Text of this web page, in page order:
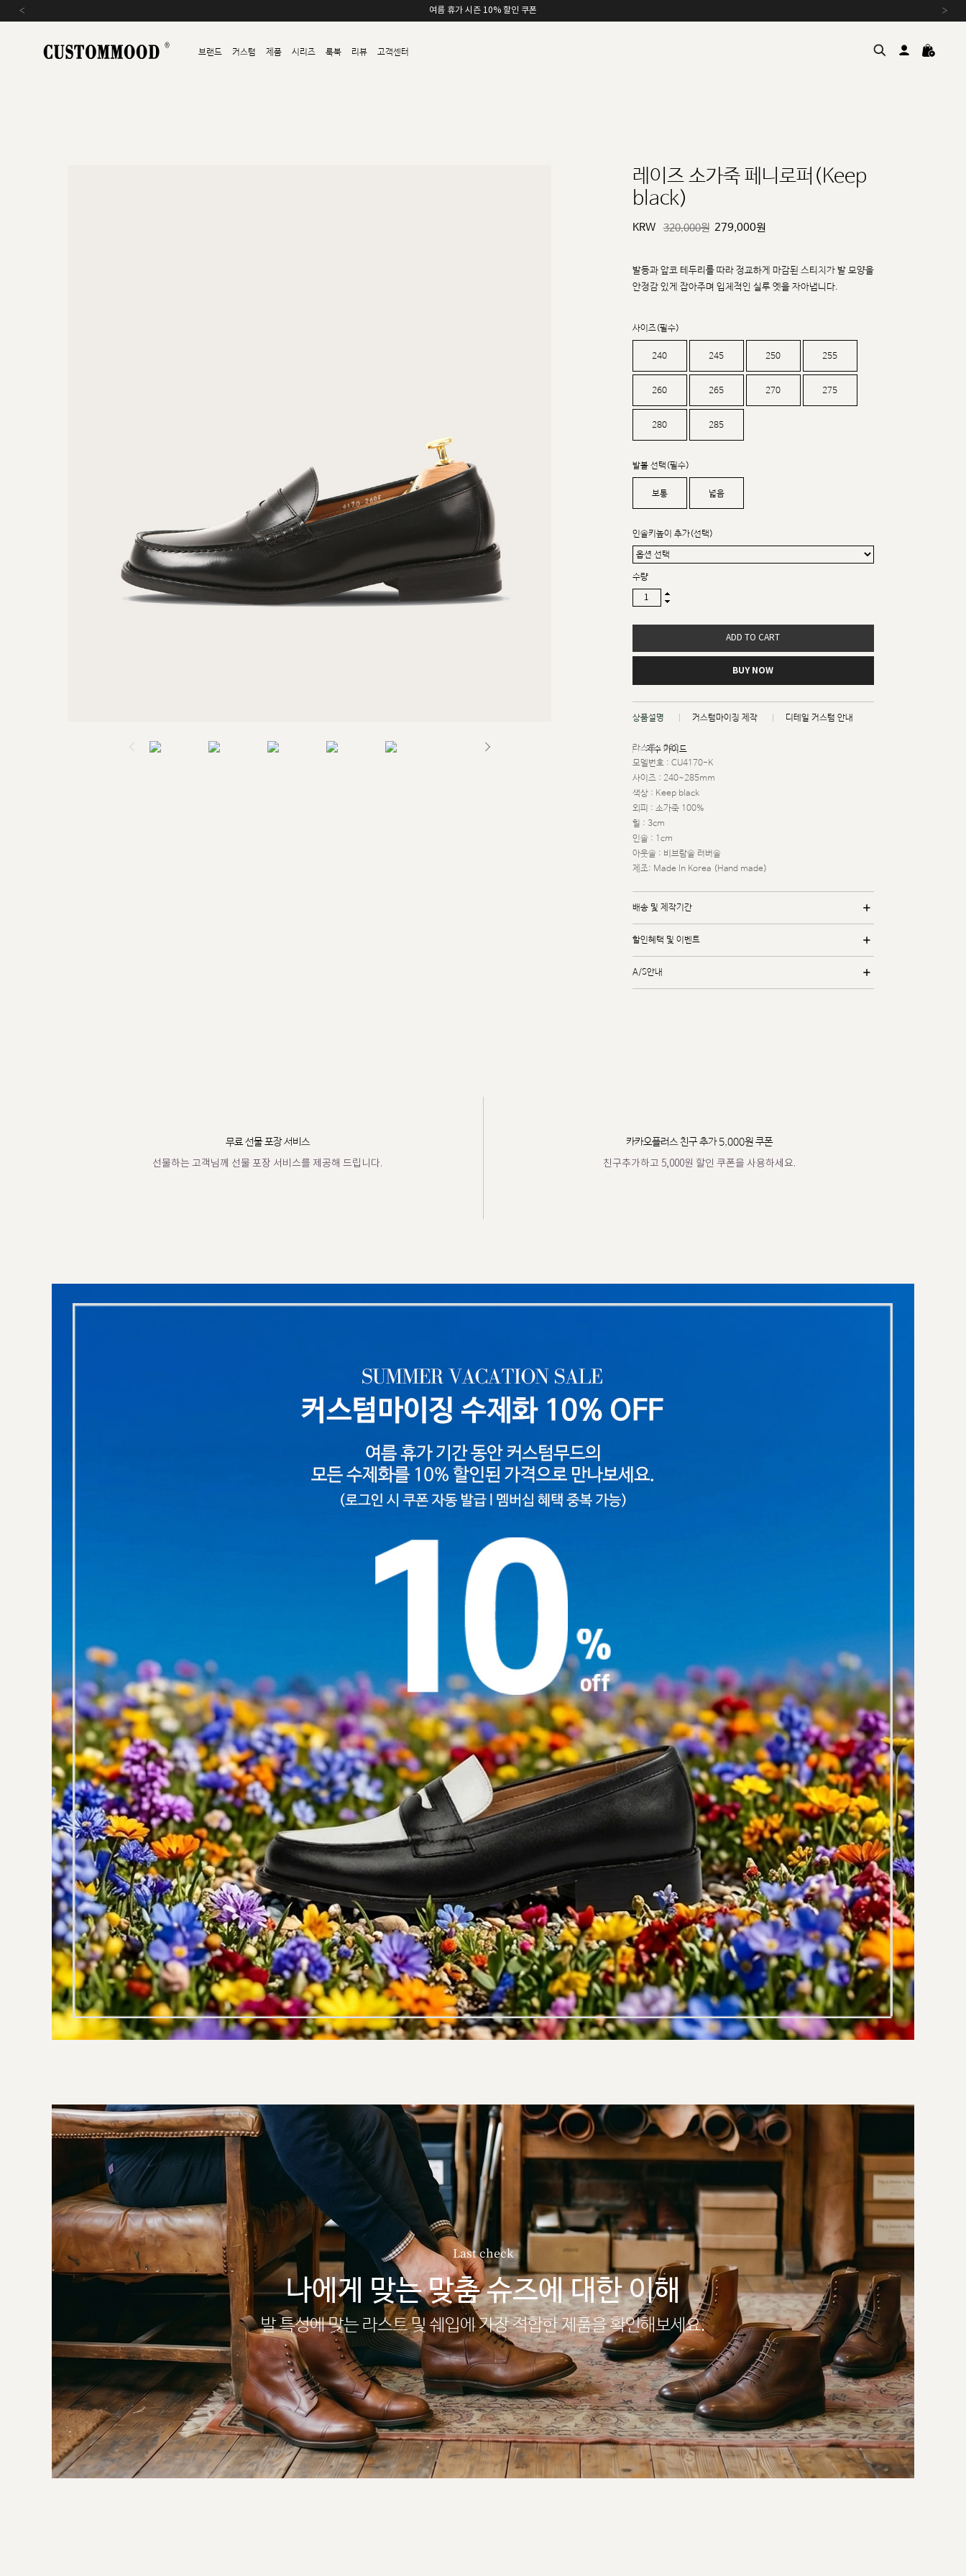
여름 휴가 시즌 10% 할인 쿠폰
‹ ›
브랜드 커스텀 제품 시리즈 룩북 리뷰 고객센터
레이즈 소가죽 페니로퍼(Keep
black)
KRW 320,000원 279,000원
발등과 앞코 테두리를 따라 정교하게 마감된 스티치가 발 모양을
안정감 있게 잡아주며 입체적인 실루 엣을 자아냅니다.
사이즈(필수)
240 245 250 255
260 265 270 275
280 285
발볼 선택(필수)
보통 넓음
인솔키높이 추가(선택)
수량
ADD TO CART
BUY NOW
상품설명 커스텀마이징 제작 디테일 커스텀 안내
치수 가이드
라스트 : 062
모델번호 : CU4170-K
사이즈 : 240~285mm
색상 : Keep black
외피 : 소가죽 100%
힐 : 3cm
인솔 : 1cm
아웃솔 : 비브람솔 러버솔
제조: Made In Korea (Hand made)
배송 및 제작기간
할인혜택 및 이벤트
A/S안내
무료 선물 포장 서비스
선물하는 고객님께 선물 포장 서비스를 제공해 드립니다.
카카오플러스 친구 추가 5,000원 쿠폰
친구추가하고 5,000원 할인 쿠폰을 사용하세요.
Last check
나에게 맞는 맞춤 슈즈에 대한 이해
발 특성에 맞는 라스트 및 쉐입에 가장 적합한 제품을 확인해보세요.